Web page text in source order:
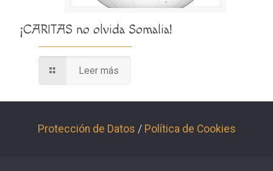
¡CARITAS no olvida Somalia!
Leer más
Protección de Datos / Política de Cookies